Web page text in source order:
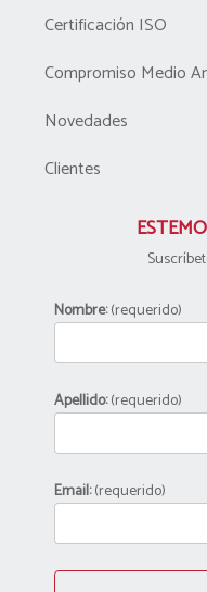
Certificación ISO
Compromiso Medio
Novedades
Clientes
Nombre:(requerido)
Apellido:(requerido)
Email:(requerido)